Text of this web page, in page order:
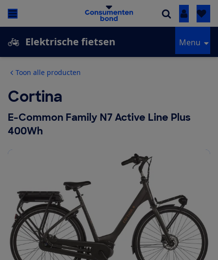
Inloggen
Elektrische fietsen Menu
Toon alle producten
Cortina
E-Common Family N7 Active Line Plus
400Wh